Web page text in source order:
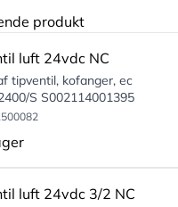
produkt
luft 24vdc NC
tipventil, kofanger, ec
S S002114001395
luft 24vdc 3/2 NC